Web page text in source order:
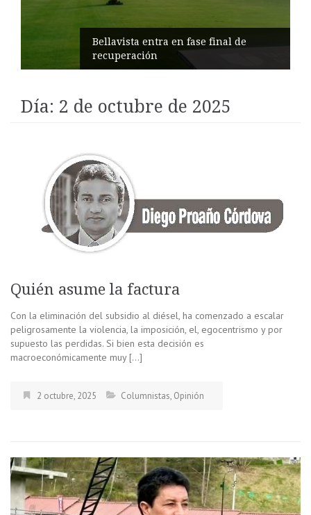
Impulsan turismo comunitario en
Pilahuín
Día: 2 de octubre de 2025
Quién asume la factura
Con la eliminación del subsidio al diésel, ha comenzado a escalar
peligrosamente la violencia, la imposición, el, egocentrismo y por
supuesto las perdidas. Si bien esta decisión es
macroeconómicamente muy […]
2 octubre, 2025 Columnistas, Opinión